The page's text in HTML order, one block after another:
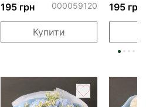
195 грн 000059120
Купити
195 грн